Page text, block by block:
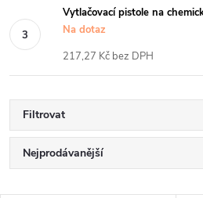
Vytlačovací pistole na
Na dotaz
217,27 Kč bez DPH
Filtrovat
Ř
Nejprodávanější